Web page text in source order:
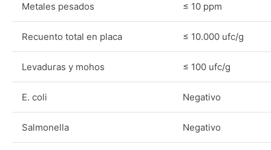
Metales pesados ≤ 10 ppm
Recuento total en placa ≤ 10.000 ufc/g
Levaduras y mohos ≤ 100 ufc/g
E. coli Negativo
Salmonella Negativo